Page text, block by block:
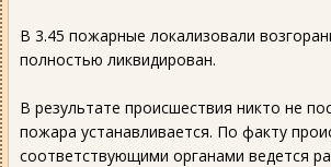
В 3.45 пожарные локализовали
полностью ликвидирован.
В результате происшествия никто не
пожара устанавливается. По факту
соответствующими органами ведется